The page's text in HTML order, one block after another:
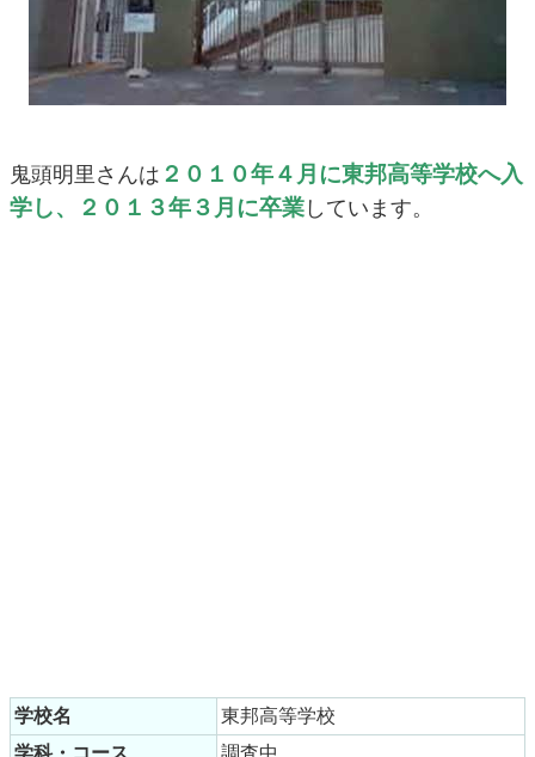
鬼頭明里さんは ２０１０年４月に東邦高等学校へ入
学し、２０１３年３月に卒業 しています。
学校名
東邦高等学校